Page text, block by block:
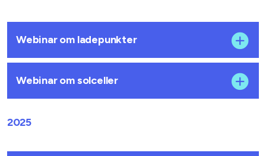
Webinar om ladepunkter
Webinar om solceller
2025